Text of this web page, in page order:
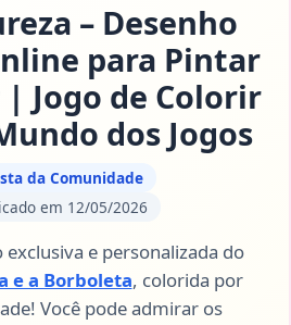
– Desenho
para Pintar
Jogo de Colorir
dos Jogos
da Comunidade
em 12/05/2026
exclusiva e personalizada do
e a Borboleta, colorida por
Você pode admirar os